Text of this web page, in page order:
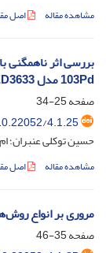
مشاهده مقاله اصل
بررسی اثر ناهمگنی
103Pd مدل MED3633 به روش مونت‌کارلو
صفحه25-34
4.1.25
حسین توکلی عنبران؛
مشاهده مقاله اصل
مروری بر انواع
صفحه35-46